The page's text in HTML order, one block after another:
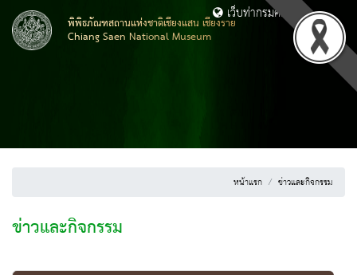
พิพิธภัณฑสถานแห่งชาติเชียงแสน เชียงราย
Chiang Saen National Museum
เว็บท่ากรมศิลปากร
หน้าแรก ข่าวและกิจกรรม
ข่าวและกิจกรรม